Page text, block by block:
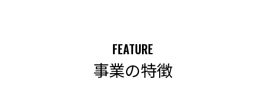
FEATURE
事業の特徴